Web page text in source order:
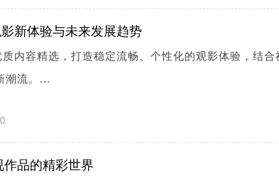
新体验与未来发展趋势
内容精选，打造稳定流畅、个性化的观影体验，结合
潮流。...
品的精彩世界